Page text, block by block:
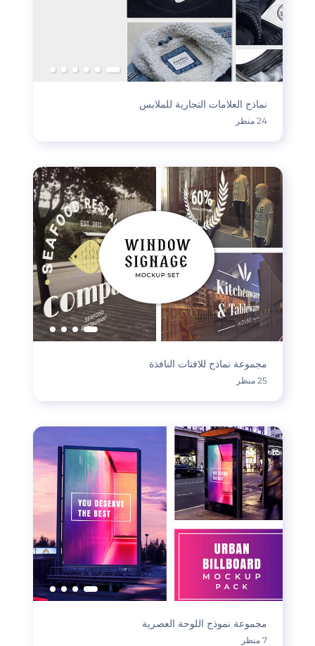
نماذج العلامات التجارية للملابس
24 منظر
مجموعة نماذج للافتات النافذة
25 منظر
مجموعة نموذج اللوحة العصرية
7 منظر